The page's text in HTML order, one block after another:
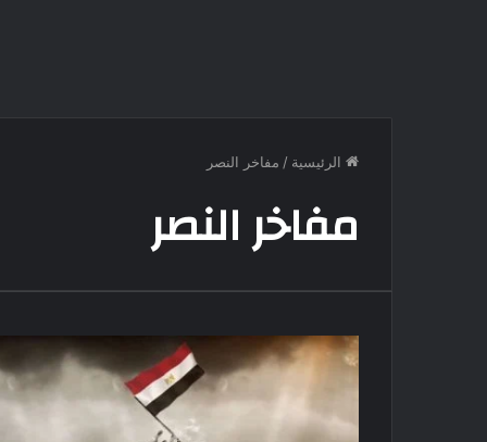
الرئيسية / مفاخر النصر
مفاخر النصر